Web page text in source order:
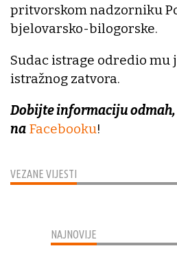
VEZANE VIJESTI
pritvorskom nadzorniku
bjelovarsko-bilogorske.
Sudac istrage odredio mu
istražnog zatvora.
Dobijte informaciju
na Facebooku!
NAJNOVIJE